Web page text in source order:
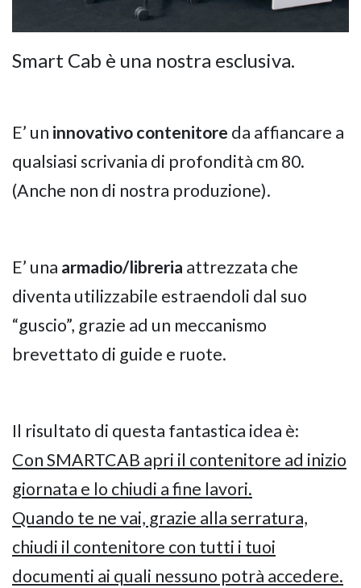
Smart Cab è una nostra esclusiva.
E’ un innovativo contenitore da affiancare a
qualsiasi scrivania di profondità cm 80.
(Anche non di nostra produzione).
E’ una armadio/libreria attrezzata che
diventa utilizzabile estraendoli dal suo
“guscio”, grazie ad un meccanismo
brevettato di guide e ruote.
Il risultato di questa fantastica idea è:
Con SMARTCAB apri il contenitore ad inizio
giornata e lo chiudi a fine lavori.
Quando te ne vai, grazie alla serratura,
chiudi il contenitore con tutti i tuoi
documenti ai quali nessuno potrà accedere.